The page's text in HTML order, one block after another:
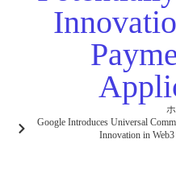
Google Introduces Universal
Innovation in